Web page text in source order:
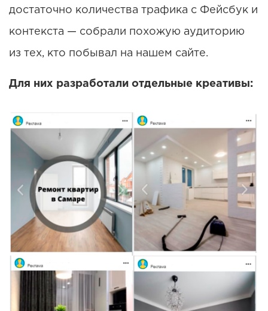
достаточно количества трафика с Фейсбук и
контекста — собрали похожую аудиторию
из тех, кто побывал на нашем сайте.
Для них разработали отдельные креативы: